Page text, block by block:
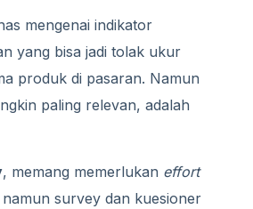
mengenai indikator
yang bisa jadi tolak ukur
produk di pasaran. Namun
paling relevan, adalah
, memang memerlukan effort
survey dan kuesioner